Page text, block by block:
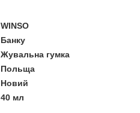
WINSO
Банку
Жувальна гумка
Польща
Новий
40 мл